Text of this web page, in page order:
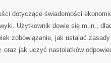
dotyczące świadomości
Użytkownik dowie się m.in.,
zobowiązanie, jak ustalać
oraz jak uczyć nastolatków